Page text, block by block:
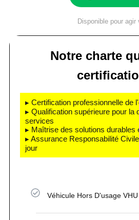
Disponible pour agir
Notre charte
▸ Certification professionnelle de
▸ Qualification supérieure pour la
services
▸ Maîtrise des solutions durables
▸ Assurance Responsabilité
jour
Véhicule Hors D'usage VHU